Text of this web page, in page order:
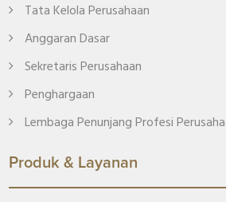
Tata Kelola Perusahaan
Anggaran Dasar
Sekretaris Perusahaan
Penghargaan
Lembaga Penunjang Profesi
Produk & Layanan